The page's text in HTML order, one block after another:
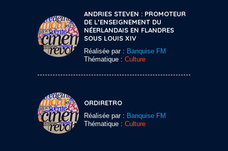
ANDRIES STEVEN : PROMOTEUR
DE L’ENSEIGNEMENT DU
NÉERLANDAIS EN FLANDRES
SOUS LOUIS XIV
Réalisée par : Banquise FM
Thématique : Culture
ORDIRETRO
Réalisée par : Banquise FM
Thématique : Culture